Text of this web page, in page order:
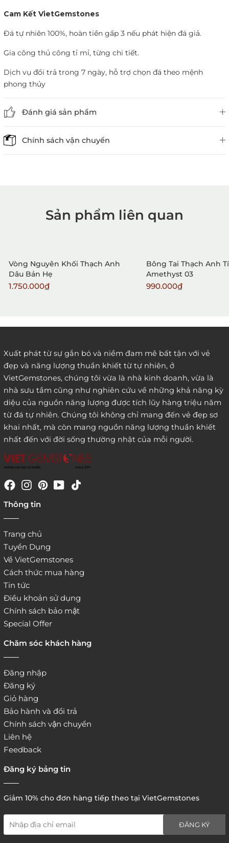
Cam Kết VietGemstones
Đá tự nhiên 100%, hoàn tiền gấp 3 nếu phát hiện đá giả.
Gia công thủ công tỉ mỉ, từng chi tiết.
Dịch vụ đổi trả trong 7 ngày, hỗ trợ chọn đá theo mệnh
phong thủy
Đánh giá sản phẩm
Chính sách vận chuyển
1. Mua hàng trực tiếp tại VietGemstones
3. Đặt hàng thông quaemail hay chat trực tiếp với
chúng tôi:
website:
5. Hình thức thanh toán
Sản phẩm liên quan
Vòng Nguyên Khối Thạch Anh
Dâu Bản Hẹ
1.750.000₫
Bông Tai Thạch Anh
Amethyst 03
990.000₫
Xuất phát từ sự gắn bó và niềm đam mê bất tận với vẻ
đẹp và năng lượng thuần khiết từ tự nhiên, ở
VietGemstones, chúng tôi vừa là nhà kinh doanh, vừa là
nhà sưu tầm cũng như nghiên cứu về những khả năng kỳ
diệu của nguồn năng lượng được tích lũy hàng triệu năm
từ đá tự nhiên. Chúng tôi không chỉ mang đến vẻ đẹp sơ
khai nhất, mà còn mang nguồn năng lượng thuần khiết
nhất đến với đời sống thường nhật của mỗi người.
Thông tin
Trang chủ
Tuyển Dụng
Về VietGemstones
Cách thức mua hàng
Tin tức
Điều khoản sử dụng
Chính sách bảo mật
Special Offer
Chăm sóc khách hàng
Đăng nhập
Đăng ký
Giỏ hàng
Bảo hành và đổi trả
Chính sách vận chuyển
Liên hệ
Feedback
Đăng ký bảng tin
Giảm 10% cho đơn hàng tiếp theo tại VietGemstones
ĐĂNG KÝ